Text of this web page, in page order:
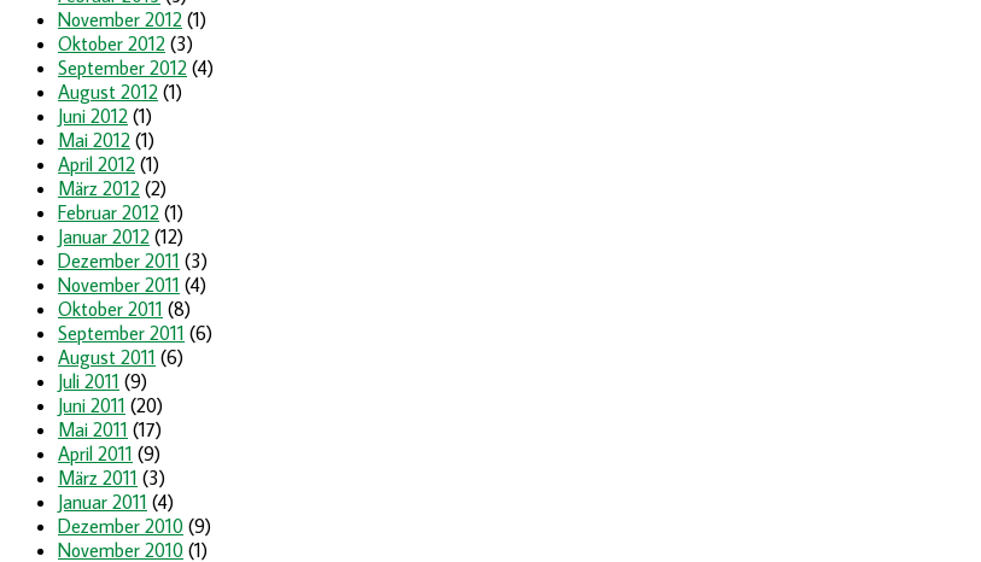
November 2012 (1)
Oktober 2012 (3)
September 2012 (4)
August 2012 (1)
Juni 2012 (1)
Mai 2012 (1)
April 2012 (1)
März 2012 (2)
Februar 2012 (1)
Januar 2012 (12)
Dezember 2011 (3)
November 2011 (4)
Oktober 2011 (8)
September 2011 (6)
August 2011 (6)
Juli 2011 (9)
Juni 2011 (20)
Mai 2011 (17)
April 2011 (9)
März 2011 (3)
Januar 2011 (4)
Dezember 2010 (9)
November 2010 (1)